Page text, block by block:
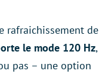
rafraichissement de
le mode 120 Hz,
pas – une option